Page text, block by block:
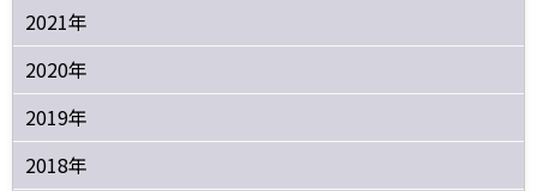
2021年
2020年
2019年
2018年